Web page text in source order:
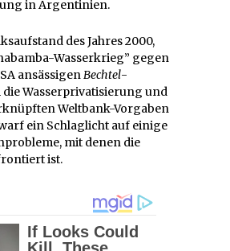
in Argentinien.
des Jahres 2000,
Wasserkrieg” gegen
ansässigenBechtel-
Wasserprivatisierung und
Weltbank-Vorgaben
ein Schlaglicht auf einige
mit denen die
ist.